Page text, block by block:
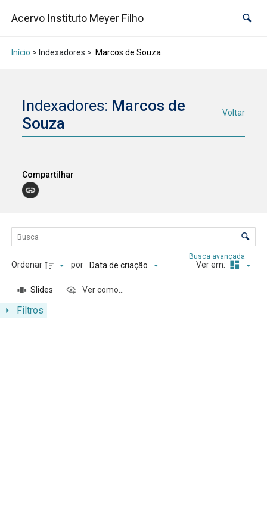
Acervo Instituto Meyer Filho
Início > Indexadores > Marcos de Souza
Indexadores: Marcos de
Souza
Voltar
Compartilhar
Lista de itens
Controle de ordenação e visualização
Filtros
Busca avançada
Ordenar por Data de criação Ver em:
Slides Ver como...